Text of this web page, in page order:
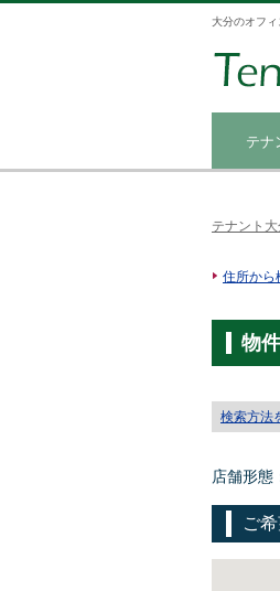
大分のオフ
テナ
テナント
住所から
物
検索方法
店舗形態
ご